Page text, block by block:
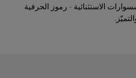
الاستثنائية - رموز الحرفية